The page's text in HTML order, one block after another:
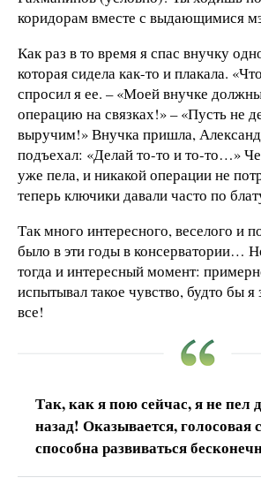
коридорам вместе с выдающимися
Как раз в то время я спас внучку
которая сидела как-то и плакала.
спросил я ее. – «Моей внучке
операцию на связках!» – «Пусть не
выручим!» Внучка пришла,
подъехал: «Делай то-то и то-то…»
уже пела, и никакой операции не
теперь ключики давали часто по
Так много интересного, веселого и
было в эти годы в консерватории…
тогда и интересный момент:
испытывал такое чувство, будто бы
все!
Так, как я пою сейчас, я не пел
назад! Оказывается, голосовая
способна развиваться